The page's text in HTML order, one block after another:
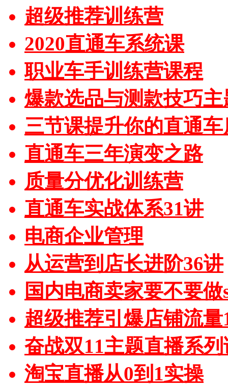
超级推荐训练营
2020直通车系统课
职业车手训练营课程
爆款选品与测款技巧主
三节课提升你的直通
直通车三年演变之路
质量分优化训练营
直通车实战体系31讲
电商企业管理
从运营到店长进阶36讲
国内电商卖家要不要做
超级推荐引爆店铺流量
奋战双11主题直播系列
淘宝直播从0到1实操